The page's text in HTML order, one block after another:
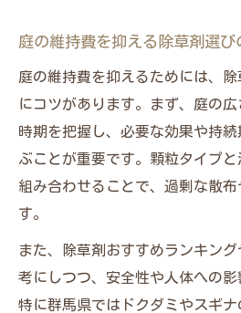
庭の維持費を抑える除草剤選び
庭の維持費を抑えるためには、
にコツがあります。まず、庭の
時期を把握し、必要な効果や持
ぶことが重要です。顆粒タイプ
組み合わせることで、過剰な散
す。
また、除草剤おすすめランキン
考にしつつ、安全性や人体への影
特に群馬県ではドクダミやスギ